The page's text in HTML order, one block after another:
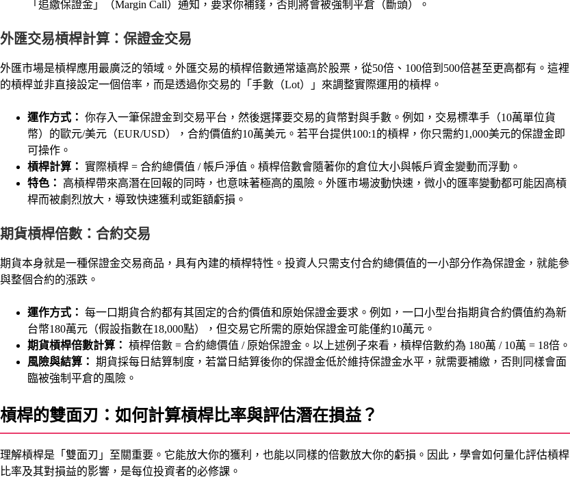
「追繳保證金」（Margin Call）通知，要求你補錢，否則將會被強制平倉（斷頭）。
外匯交易槓桿計算：保證金交易
外匯市場是槓桿應用最廣泛的領域。外匯交易的槓桿倍數通常遠高於股票，從50倍、100倍到500倍甚至更高都有。這裡
的槓桿並非直接設定一個倍率，而是透過你交易的「手數（Lot）」來調整實際運用的槓桿。
運作方式： 你存入一筆保證金到交易平台，然後選擇要交易的貨幣對與手數。例如，交易標準手（10萬單位貨
幣）的歐元/美元（EUR/USD），合約價值約10萬美元。若平台提供100:1的槓桿，你只需約1,000美元的保證金即
可操作。
槓桿計算： 實際槓桿 = 合約總價值 / 帳戶淨值。槓桿倍數會隨著你的倉位大小與帳戶資金變動而浮動。
特色：
高槓桿帶來高潛在回報的同時，也意味著極高的風險。外匯市場波動快速，微小的匯率變動都可能因高槓
桿而被劇烈放大，導致快速獲利或鉅額虧損。
期貨槓桿倍數：合約交易
期貨本身就是一種保證金交易商品，具有內建的槓桿特性。投資人只需支付合約總價值的一小部分作為保證金，就能參
與整個合約的漲跌。
運作方式： 每一口期貨合約都有其固定的合約價值和原始保證金要求。例如，一口小型台指期貨合約價值約為新
台幣180萬元（假設指數在18,000點），但交易它所需的原始保證金可能僅約10萬元。
期貨槓桿倍數計算： 槓桿倍數 = 合約總價值 / 原始保證金。以上述例子來看，槓桿倍數約為 180萬 / 10萬 = 18倍。
風險與結算： 期貨採每日結算制度，若當日結算後你的保證金低於維持保證金水平，就需要補繳，否則同樣會面
臨被強制平倉的風險。
槓桿的雙面刃：如何計算槓桿比率與評估潛在損益？
理解槓桿是「雙面刃」至關重要。它能放大你的獲利，也能以同樣的倍數放大你的虧損。因此，學會如何量化評估槓桿
比率及其對損益的影響，是每位投資者的必修課。